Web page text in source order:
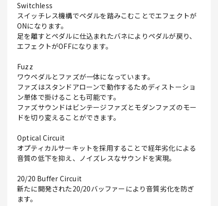
Switchless
スイッチレス機構でペダルを踏みこむことでエフェクトが
ONになります。
足を離すとペダルに仕込まれたバネによりペダルが戻り、
エフェクトがOFFになります。
Fuzz
ワウペダルとファズが一体になっています。
ファズはスタンドアローンで動作するためディストーショ
ン単体で掛けることも可能です。
ファズサウンドはビンテージファズとモダンファズのモー
ドを切り変えることができます。
Optical Circuit
オプティカルサーキットを採用することで経年劣化による
音質の低下を抑え、ノイズレスなサウンドを実現。
20/20 Buffer Circuit
新たに開発された20/20バッファーにより音質劣化を防ぎ
ます。